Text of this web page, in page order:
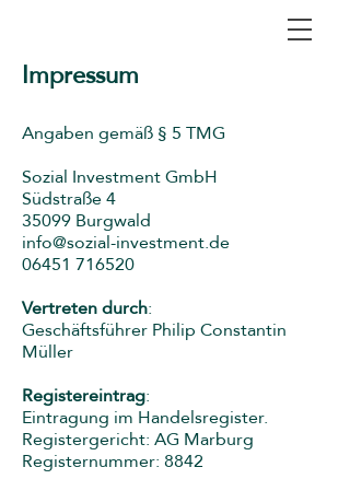
Impressum
Angaben gemäß § 5 TMG
Sozial Investment GmbH
Südstraße 4
35099 Burgwald
info@sozial-investment.de
06451 716520
Vertreten durch:
Geschäftsführer Philip Constantin
Müller
Registereintrag:
Eintragung im Handelsregister.
Registergericht: AG Marburg
Registernummer: 8842